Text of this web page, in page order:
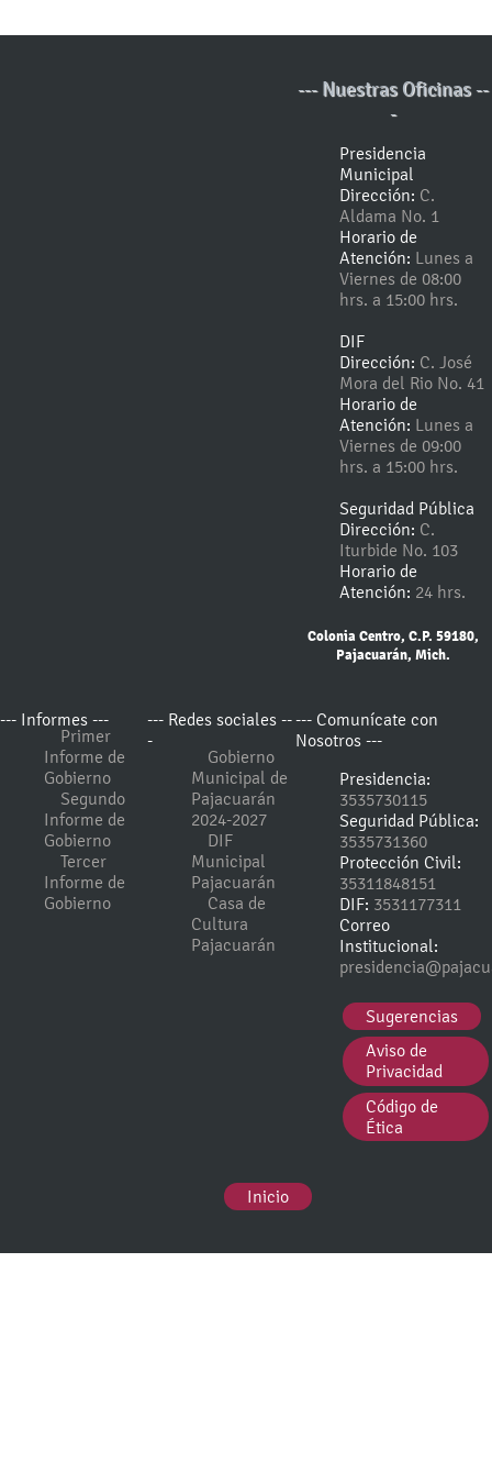
--- Nuestras Oficinas --
-
Presidencia
Municipal
Dirección: C.
Aldama No. 1
Horario de
Atención: Lunes a
Viernes de 08:00
hrs. a 15:00 hrs.
DIF
Dirección: C. José
Mora del Rio No. 41
Horario de
Atención: Lunes a
Viernes de 09:00
hrs. a 15:00 hrs.
Seguridad Pública
Dirección: C.
Iturbide No. 103
Horario de
Atención: 24 hrs.
Colonia Centro, C.P. 59180,
Pajacuarán, Mich.
--- Informes ---
Primer
Informe de
Gobierno
Segundo
Informe de
Gobierno
Tercer
Informe de
Gobierno
--- Redes sociales --
-
Gobierno
Municipal de
Pajacuarán
2024-2027
DIF
Municipal
Pajacuarán
Casa de
Cultura
Pajacuarán
--- Comunícate con
Nosotros ---
Presidencia:
3535730115
Seguridad Pública:
3535731360
Protección Civil:
35311848151
DIF: 3531177311
Correo
Institucional:
Sugerencias
Aviso de
Privacidad
Código de
Ética
Inicio